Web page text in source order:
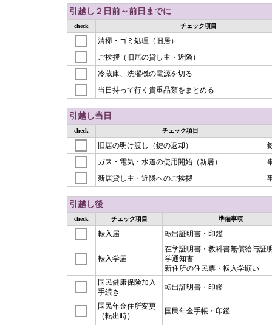
引越し２日前～前日までに
check チェック項目
清掃・ゴミ処理（旧居）
ご挨拶（旧居の貸し主・近隣）
冷蔵庫、洗濯機の電源を切る
当日持って行く貴重品類をまとめる
引越し当日
check チェック項目
旧居の明け渡し（鍵の返却）
ガス・電気・水道の使用開始（新居）
新居貸し主・近隣へのご挨拶
引越し後
check チェック項目 準備事項
転入届 転出証明書・印鑑
転入学届
在学証明書・教科書無償給与証
学通知書
新住所の住民票・転入学願い
国民健康保険加入
手続き
転出証明書・印鑑
国民年金住所変更
（転出時）
国民年金手帳・印鑑